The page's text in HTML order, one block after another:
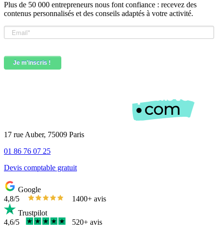
Plus de 50 000 entrepreneurs nous font confiance : recevez des
contenus personnalisés et des conseils adaptés à votre activité.
17 rue Auber, 75009 Paris
01 86 76 07 25
Devis comptable gratuit
Google
4,8/5
1400+ avis
Trustpilot
4,6/5
520+ avis